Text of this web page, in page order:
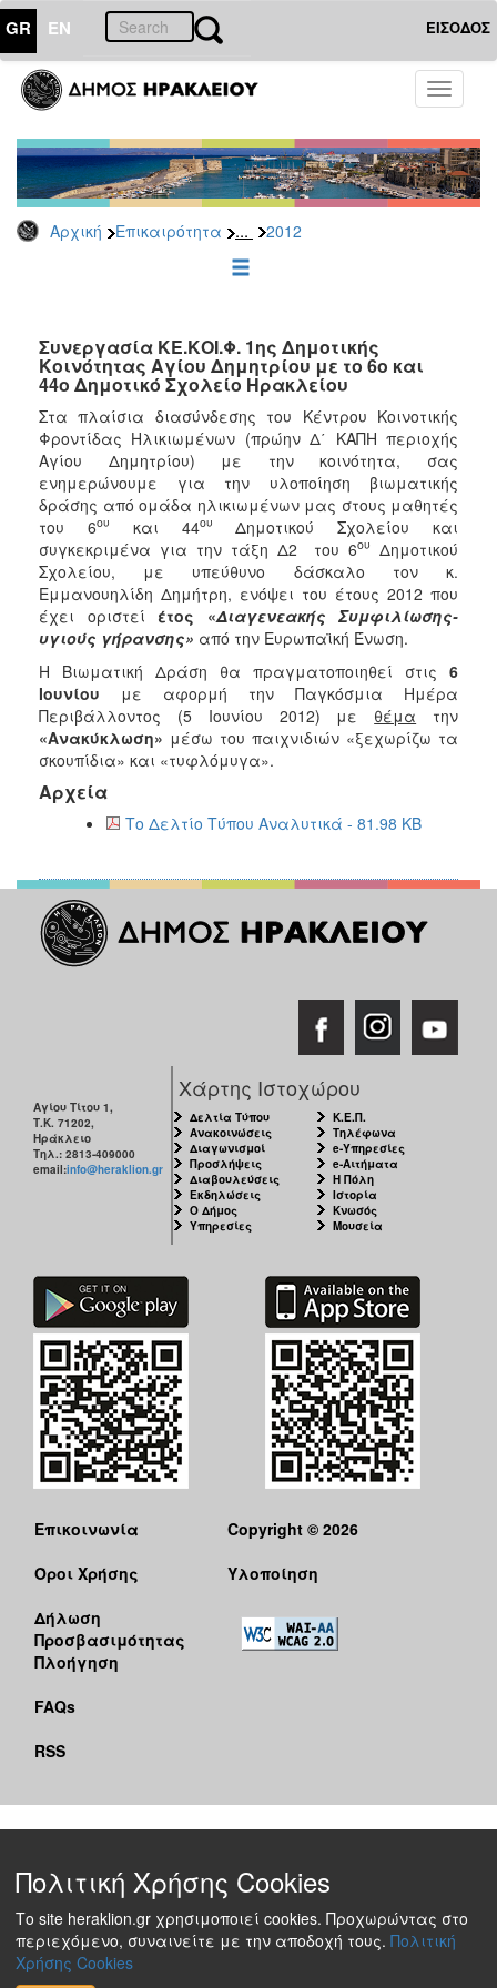
GR EN ΕΙΣΟΔΟΣ
Toggle
Αρχική Επικαιρότητα ... 2012
ΕΠΙΚΑΙΡΟΤΗΤΑ
Τύπου
Αρχείο
2026
2025
2022
2021
2020
2019
2018
2017
2016
2015
2013
2012
2011
2010
2006
ΕΠΙΣΚΕΠΤΗΣ
ΗΡΑΚΛΕΙΟ
Συνεργασία ΚΕ.ΚΟΙ.Φ. 1ης Δημοτικής
Κοινότητας Αγίου Δημητρίου με το 6ο και
44ο Δημοτικό Σχολείο Ηρακλείου
Στα πλαίσια διασύνδεσης του Κέντρου Κοινοτικής
Φροντίδας Ηλικιωμένων (πρώην Δ΄ ΚΑΠΗ περιοχής
Αγίου Δημητρίου) με την κοινότητα, σας
ενημερώνουμε για την υλοποίηση βιωματικής
δράσης από ομάδα ηλικιωμένων μας στους μαθητές
του 6ου και 44ου
Δημοτικού Σχολείου και
συγκεκριμένα για την τάξη Δ2 του 6ου Δημοτικού
Σχολείου, με υπεύθυνο δάσκαλο τον κ.
Εμμανουηλίδη Δημήτρη, ενόψει του έτους 2012 που
έχει οριστεί έτος «Διαγενεακής Συμφιλίωσης-
υγιούς γήρανσης» από την Ευρωπαϊκή Ένωση.
Η Βιωματική Δράση θα πραγματοποιηθεί στις 6
Ιουνίου με αφορμή την Παγκόσμια Ημέρα
Περιβάλλοντος (5 Ιουνίου 2012) με θέμα την
«Ανακύκλωση» μέσω του παιχνιδιών «ξεχωρίζω τα
σκουπίδια» και «τυφλόμυγα».
Αρχεία
Το Δελτίο Τύπου Αναλυτικά - 81.98 KB
Αγίου Τίτου 1,
Τ.Κ. 71202,
Ηράκλειο
Τηλ.: 2813-409000
email:info@heraklion.gr
Χάρτης Ιστοχώρου
Δελτία Τύπου
Ανακοινώσεις
Διαγωνισμοί
Προσλήψεις
Διαβουλεύσεις
Εκδηλώσεις
Ο Δήμος
Υπηρεσίες
Κ.Ε.Π.
Τηλέφωνα
e-Υπηρεσίες
e-Αιτήματα
Η Πόλη
Ιστορία
Κνωσός
Μουσεία
Επικοινωνία
Όροι Χρήσης
Δήλωση
Προσβασιμότητας
Πλοήγηση
FAQs
RSS
Copyright © 2026
Υλοποίηση
Πολιτική Χρήσης Cookies
Το site heraklion.gr χρησιμοποιεί cookies. Προχωρώντας στο
περιεχόμενο, συναινείτε με την αποδοχή τους. Πολιτική
Χρήσης Cookies